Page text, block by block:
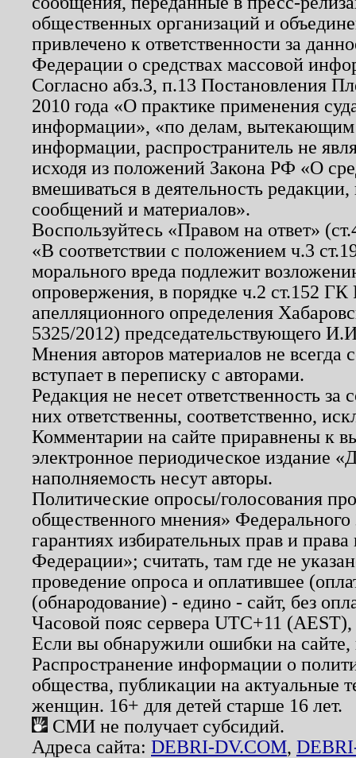
общественных организаций и
привлечено к ответственности за
Федерации о средствах массовой
Согласно абз.3, п.13 Постановления
2010 года «О практике применения
информации», «по делам, вытекающим
информации, распространитель не
исходя из положений Закона РФ «О
вмешиваться в деятельность
сообщений и материалов».
Воспользуйтесь «Правом на ответ»
«В соответствии с положением ч.3
морального вреда подлежит
опровержения, в порядке ч.2 ст.152
апелляционного определения
5325/2012) председательствующего
Мнения авторов материалов не
вступает в переписку с авторами.
Редакция не несет ответственность
них ответственны, соответственно,
Комментарии на сайте приравнены к
электронное периодическое издание
наполняемость несут авторы.
Политические опросы/голосования
общественного мнения»
гарантиях избирательных прав и
Федерации»; считать, там где не
проведение опроса и оплатившее
(обнародование) - едино - сайт, без
Часовой пояс сервера UTC+11
Если вы обнаружили ошибки на
Распространение информации о
общества, публикации на актуальные
женщин. 16+ для детей старше 16 лет.
СМИ не получает субсидий.
Адреса сайта: DEBRI-DV.COM,